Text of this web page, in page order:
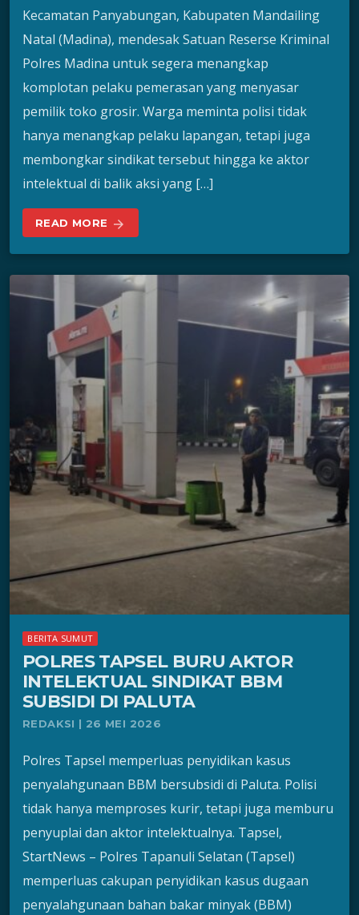
Kecamatan Panyabungan, Kabupaten Mandailing
Natal (Madina), mendesak Satuan Reserse Kriminal
Polres Madina untuk segera menangkap
komplotan pelaku pemerasan yang menyasar
pemilik toko grosir. Warga meminta polisi tidak
hanya menangkap pelaku lapangan, tetapi juga
membongkar sindikat tersebut hingga ke aktor
intelektual di balik aksi yang […]
READ MORE arrow_forward
BERITA SUMUT
POLRES TAPSEL BURU AKTOR
INTELEKTUAL SINDIKAT BBM
SUBSIDI DI PALUTA
REDAKSI | 26 MEI 2026
Polres Tapsel memperluas penyidikan kasus
penyalahgunaan BBM bersubsidi di Paluta. Polisi
tidak hanya memproses kurir, tetapi juga memburu
penyuplai dan aktor intelektualnya. Tapsel,
StartNews – Polres Tapanuli Selatan (Tapsel)
memperluas cakupan penyidikan kasus dugaan
penyalahgunaan bahan bakar minyak (BBM)